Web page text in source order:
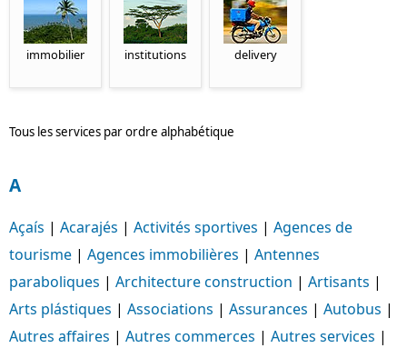
immobilier institutions delivery
Tous les services par ordre alphabétique
A
Açaís | Acarajés | Activités sportives | Agences de
tourisme | Agences immobilières | Antennes
paraboliques | Architecture construction | Artisants |
Arts plástiques | Associations | Assurances | Autobus |
Autres affaires | Autres commerces | Autres services |